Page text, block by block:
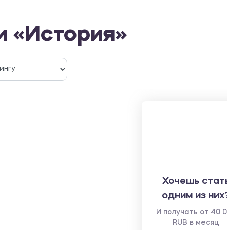
«История»
Хочешь
одним из
И получать от 40
RUB в месяц